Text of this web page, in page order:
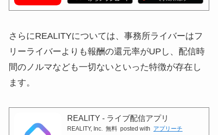
さらにREALITYについては、事務所ライバーはフ
リーライバーよりも報酬の還元率がUPし、配信時
間のノルマなども一切ないといった特徴が存在し
ます。
REALITY - ライブ配信アプリ
REALITY, Inc. 無料 posted with アプリーチ